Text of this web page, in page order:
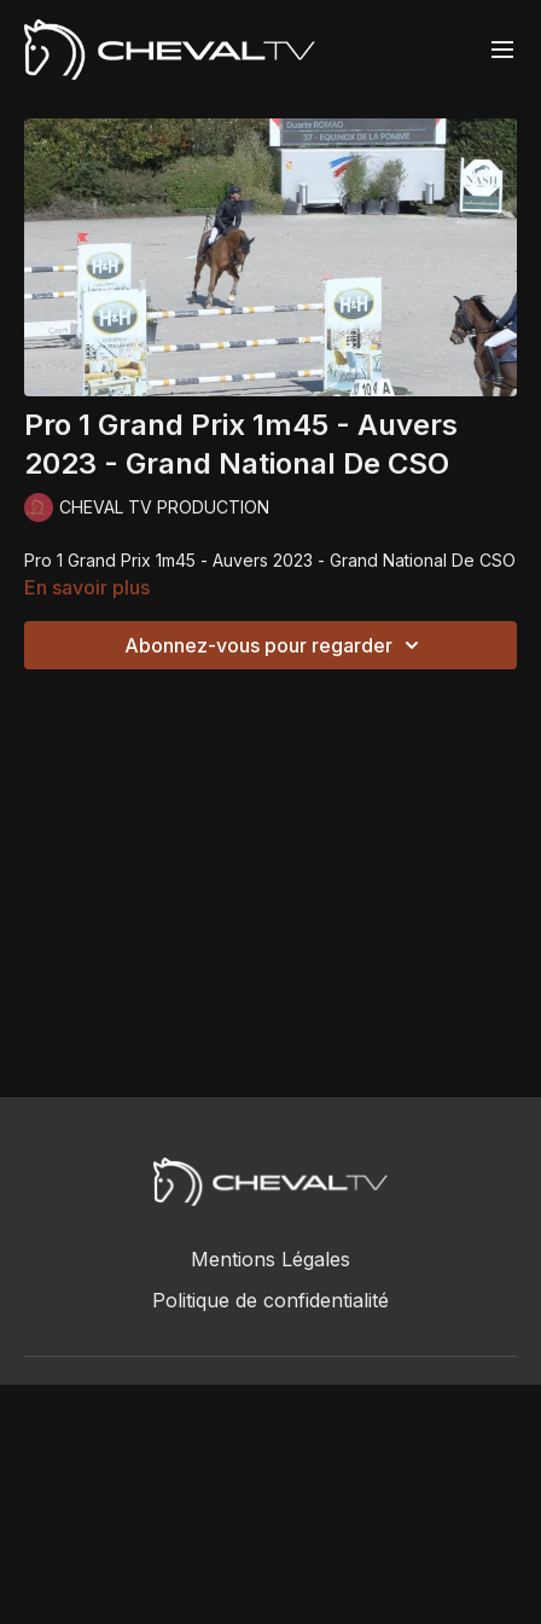
Pro 1 Grand Prix 1m45 - Auvers
2023 - Grand National De CSO
CHEVAL TV PRODUCTION
Pro 1 Grand Prix 1m45 - Auvers 2023 - Grand National De CSO
En savoir plus
Abonnez-vous pour regarder
Mentions Légales
Politique de confidentialité